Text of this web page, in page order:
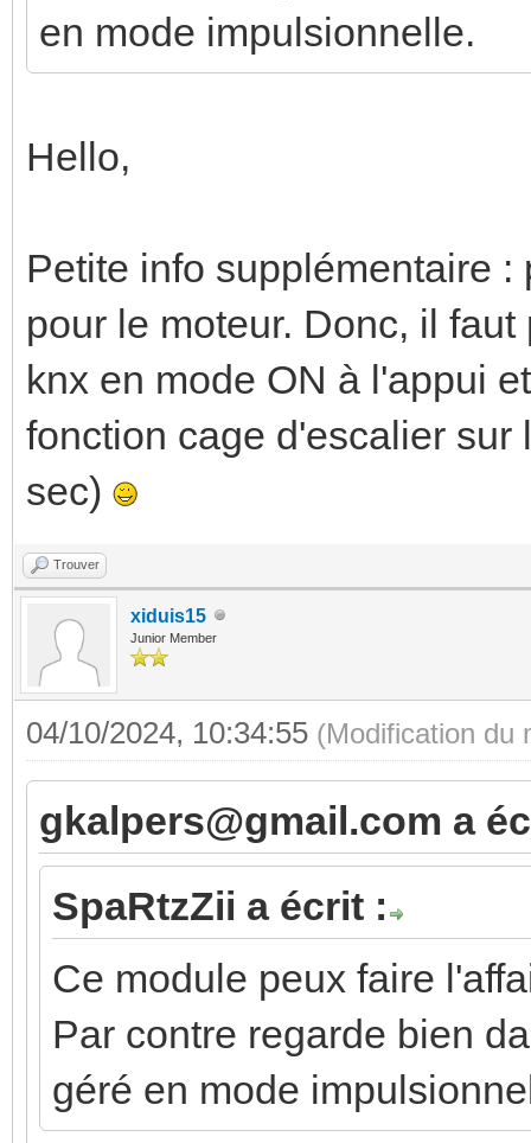
en mode impulsionnelle.
Hello,
Petite info supplémentaire
pour le moteur. Donc, il
knx en mode ON à l'appui
fonction cage d'escalier
sec)
Trouver
xiduis15
Junior Member
04/10/2024, 10:34:55 (Modification du
gkalpers@gmail.com a
SpaRtzZii a écrit :
Ce module peux faire
Par contre regarde bien
géré en mode